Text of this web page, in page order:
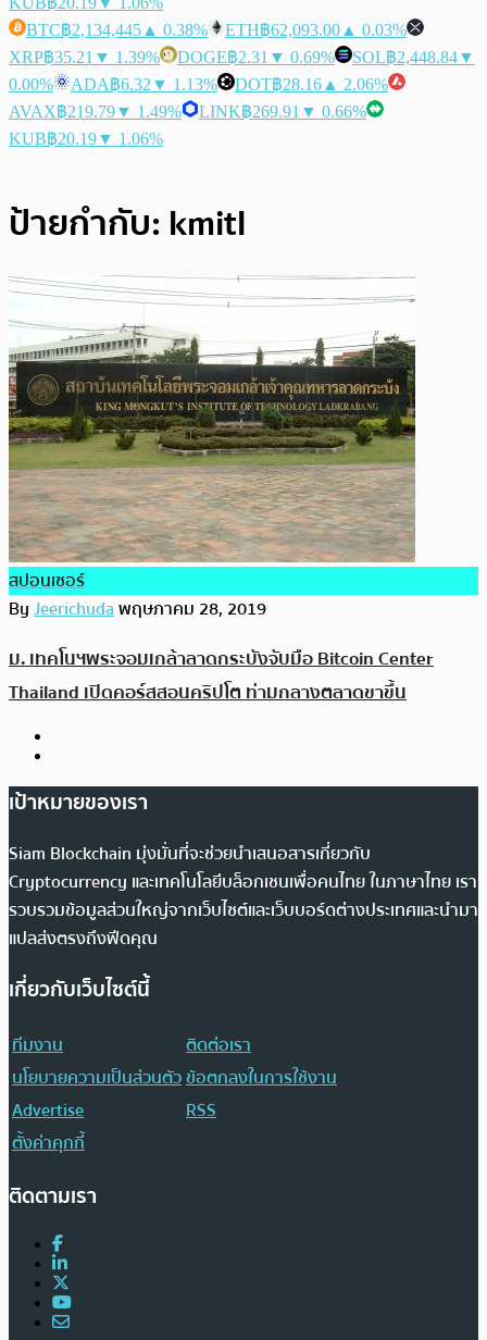
BTC฿2,134,445 ▲ 0.38% ETH฿62,093.00 ▲ 0.03%
XRP฿35.21 ▼ 1.39% DOGE฿2.31 ▼ 0.69% SOL฿2,448.84▼
0.00%
ADA฿6.32 ▼ 1.13% DOT฿28.16 ▲ 2.06%
AVAX฿219.79▼ 1.49% LINK฿269.91 ▼ 0.66%
KUB฿20.19▼ 1.06%
ป้ายกำกับ: kmitl
สปอนเซอร์
ByJeerichudaพฤษภาคม 28, 2019
ม. เทคโนฯพระจอมเกล้าลาดกระบังจับมือ Bitcoin Center
Thailand เปิดคอร์สสอนคริปโต ท่ามกลางตลาดขาขึ้น
เป้าหมายของเรา
Siam Blockchain มุ่งมั่นที่จะช่วยนำเสนอสารเกี่ยวกับ
Cryptocurrency และเทคโนโลยีบล็อกเชนเพื่อคนไทย ในภาษาไทย เรา
รวบรวมข้อมูลส่วนใหญ่จากเว็บไซต์และเว็บบอร์ดต่างประเทศและนำมา
แปลส่งตรงถึงฟีดคุณ
เกี่ยวกับเว็บไซต์นี้
ทีมงาน
ติดต่อเรา
นโยบายความเป็นส่วนตัวข้อตกลงในการใช้งาน
Advertise
RSS
ตั้งค่าคุกกี้
ติดตามเรา